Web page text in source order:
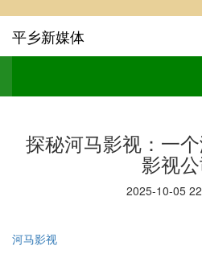
平乡新媒体
探秘河马影视：一
影视
2025-10-05
河马影视